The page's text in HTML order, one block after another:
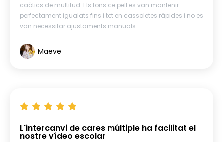
caòtics de multitud. Els tons de pell es van mantenir
perfectament igualats fins i tot en cassoletes ràpides i no es
van necessitar ajustaments manuals.
Maeve
L'intercanvi de cares múltiple ha facilitat el
nostre vídeo escolar